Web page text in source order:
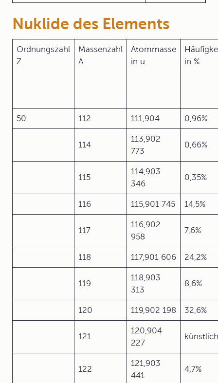
Nuklide des Elements
Ordnungszahl
Z
Massenzahl
A
Atommasse
in u
in %
50 112 111,904 0,96%
114
113,902
773
0,66%
115
114,903
346
0,35%
116 115,901 745 14,5%
117
116,902
958
7,6%
118 117,901 606 24,2%
119
118,903
313
8,6%
120 119,902 198 32,6%
121
120,904
227
künstlich
122
121,903
441
4,7%